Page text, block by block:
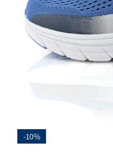
-10%